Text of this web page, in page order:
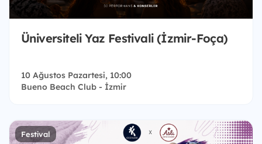
Üniversiteli Yaz Festivali (İzmir-Foça)
10 Ağustos Pazartesi, 10:00
Bueno Beach Club - İzmir
Festival